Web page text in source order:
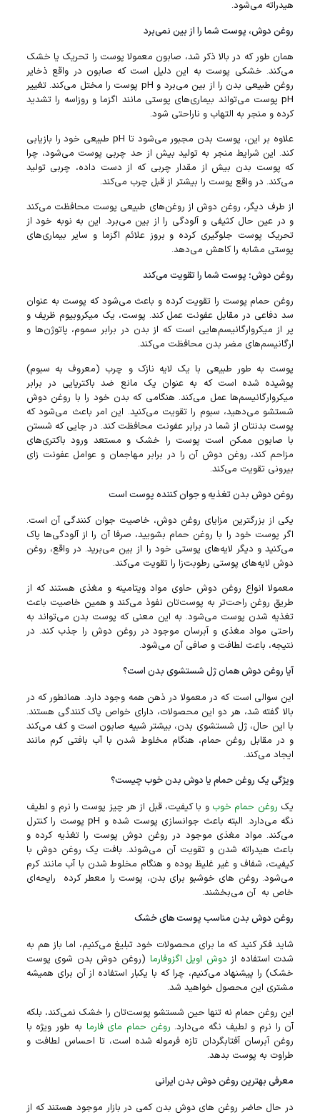
هیدراته می‌شود.
روغن دوش، پوست شما را از بین نمی‌برد
همان طور که در بالا ذکر شد، صابون معمولا پوست را تحریک یا خشک
می‌کند. خشکی پوست به این دلیل است که صابون در واقع ذخایر
روغن طبیعی بدن را از بین می‌برد و pH پوست را مختل می‌کند. تغییر
pH پوست می‌تواند بیماری‌های پوستی مانند اگزما و روزاسه را تشدید
کرده و منجر به التهاب و ناراحتی شود.
علاوه بر این، پوست بدن مجبور می‌شود تا pH طبیعی خود را بازیابی
کند. این شرایط منجر به تولید بیش از حد چربی پوست می‌شود، چرا
که پوست بدن بیش از مقدار چربی که از دست داده، چربی تولید
می‌کند. در واقع پوست را بیشتر از قبل چرب می‌کند.
از طرف دیگر، روغن دوش از روغن‌های طبیعی پوست محافظت می‌کند
و در عین حال کثیفی و آلودگی را از بین می‌برد. این به نوبه خود از
تحریک پوست جلوگیری کرده و بروز علائم اگزما و سایر بیماری‌های
پوستی مشابه را کاهش می‌دهد.
روغن دوش؛ پوست شما را تقویت می‌کند
روغن حمام پوست را تقویت کرده و باعث می‌شود که پوست به عنوان
سد دفاعی در مقابل عفونت عمل کند. پوست، یک میکروبیوم ظریف و
پر از میکروارگانیسم‌هایی است که از بدن در برابر سموم، پاتوژن‌ها و
ارگانیسم‌های مضر بدن محافظت می‌کند.
پوست به طور طبیعی با یک لایه نازک و چرب (معروف به سبوم)
پوشیده شده است که به عنوان یک مانع ضد باکتریایی در برابر
میکروارگانیسم‌ها عمل می‌کند. هنگامی که بدن خود را با روغن دوش
شستشو می‌دهید، سبوم را تقویت می‌کنید. این امر باعث می‌شود که
پوست بدنتان از شما در برابر عفونت محافظت کند. در جایی که شستن
با صابون ممکن است پوست را خشک و مستعد ورود باکتری‌های
مزاحم کند، روغن دوش آن را در برابر مهاجمان و عوامل عفونت زای
بیرونی تقویت می‌کند.
روغن دوش بدن تغذیه و جوان‌ کننده پوست است
یکی از بزرگترین مزایای روغن دوش، خاصیت جوان کنندگی آن است.
اگر پوست خود را با روغن حمام بشویید، صرفا آن را از آلودگی‌ها پاک
می‌کنید و دیگر لایه‌های پوستی خود را از بین می‌برید. در واقع، روغن
دوش لایه‌های پوستی رطوبت‌زا را تقویت می‌کند.
معمولا انواع روغن دوش حاوی مواد ویتامینه و مغذی هستند که از
طریق روغن راحت‌تر به پوست‌تان نفوذ می‌کند و همین خاصیت باعث
تغذیه شدن پوست می‌شود. به این معنی که پوست بدن می‌تواند به
راحتی مواد مغذی و آبرسان موجود در روغن دوش را جذب کند. در
نتیجه، باعث لطافت و صافی آن می‌شود.
آیا روغن دوش همان ژل شستشوی بدن است؟
این سوالی است که در معمولا در ذهن همه وجود دارد. همانطور که در
بالا گفته شد، هر دو این محصولات، دارای خواص پاک کنندگی هستند.
با این حال، ژل شستشوی بدن، بیشتر شبیه صابون است و کف می‌کند
و در مقابل روغن حمام، هنگام مخلوط شدن با آب بافتی کرم مانند
ایجاد می‌کند.
ویژگی یک روغن حمام یا دوش بدن خوب چیست؟
یک روغن حمام خوب و با کیفیت، قبل از هر چیز پوست را نرم و لطیف
نگه می‌دارد. البته باعث جوانسازی پوست شده و pH پوست را کنترل
می‌کند. مواد مغذی موجود در روغن دوش پوست را تغذیه کرده و
باعث هیدراته شدن و تقویت آن می‌شوند. بافت یک روغن دوش با
کیفیت، شفاف و غیر غلیظ بوده و هنگام مخلوط شدن با آب مانند کرم
می‌شود. روغن های خوشبو برای بدن، پوست را معطر کرده رایحه‌ای
خاص به آن می‌بخشند.
روغن دوش بدن مناسب پوست‌ های خشک
شاید فکر کنید که ما برای محصولات خود تبلیغ می‌کنیم، اما باز هم به
شدت استفاده از دوش اویل اگزوفارما (روغن دوش بدن شوی پوست
خشک) را پیشنهاد می‌کنیم، چرا که با یکبار استفاده از آن برای همیشه
مشتری این محصول خواهید شد.
این روغن حمام نه تنها حین شستشو پوست‌تان را خشک نمی‌کند، بلکه
آن را نرم و لطیف نگه می‌دارد. روغن حمام مای فارما به طور ویژه با
روغن آبرسان آفتابگردان تازه فرموله شده است، تا احساس لطافت و
طراوت به پوست بدهد.
معرفی بهترین روغن دوش بدن ایرانی
در حال حاضر روغن های دوش بدن کمی در بازار موجود هستند که از